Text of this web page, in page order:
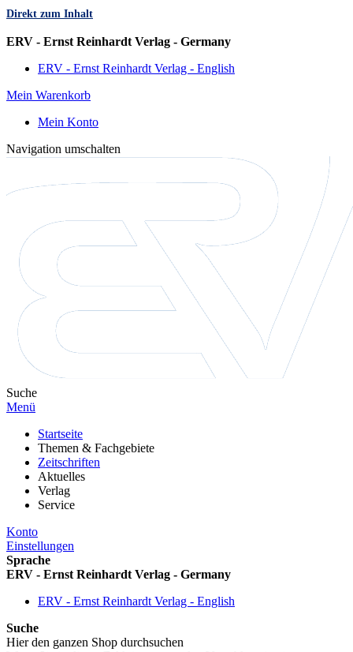
Direkt zum Inhalt
ERV - Ernst Reinhardt Verlag - Germany
ERV - Ernst Reinhardt Verlag - English
Mein Warenkorb
Mein Konto
Navigation umschalten
Suche
Menü
Startseite
Themen & Fachgebiete
Zeitschriften
Aktuelles
Verlag
Service
Konto
Einstellungen
Sprache
ERV - Ernst Reinhardt Verlag - Germany
ERV - Ernst Reinhardt Verlag - English
Suche
Hier den ganzen Shop durchsuchen